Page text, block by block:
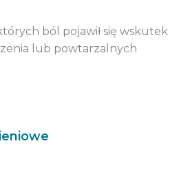
ból pojawił się wskutek
lub powtarzalnych